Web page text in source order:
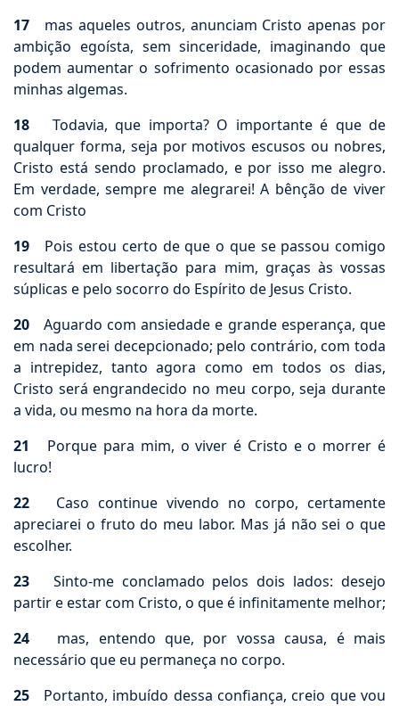
17 mas aqueles outros, anunciam Cristo apenas por
ambição egoísta, sem sinceridade, imaginando que
podem aumentar o sofrimento ocasionado por essas
minhas algemas.
18 Todavia, que importa? O importante é que de
qualquer forma, seja por motivos escusos ou nobres,
Cristo está sendo proclamado, e por isso me alegro.
Em verdade, sempre me alegrarei! A bênção de viver
com Cristo
19 Pois estou certo de que o que se passou comigo
resultará em libertação para mim, graças às vossas
súplicas e pelo socorro do Espírito de Jesus Cristo.
20 Aguardo com ansiedade e grande esperança, que
em nada serei decepcionado; pelo contrário, com toda
a intrepidez, tanto agora como em todos os dias,
Cristo será engrandecido no meu corpo, seja durante
a vida, ou mesmo na hora da morte.
21 Porque para mim, o viver é Cristo e o morrer é
lucro!
22 Caso continue vivendo no corpo, certamente
apreciarei o fruto do meu labor. Mas já não sei o que
escolher.
23 Sinto-me conclamado pelos dois lados: desejo
partir e estar com Cristo, o que é infinitamente melhor;
24 mas, entendo que, por vossa causa, é mais
necessário que eu permaneça no corpo.
25 Portanto, imbuído dessa confiança, creio que vou